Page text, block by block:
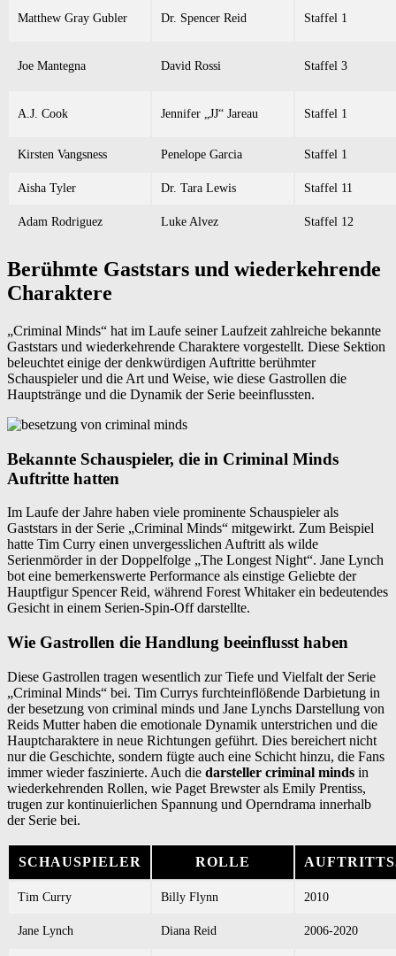
Matthew Gray Gubler Dr. Spencer Reid Staffel 1
Joe Mantegna David Rossi Staffel 3
A.J. Cook Jennifer „JJ“ Jareau Staffel 1
Kirsten Vangsness Penelope Garcia Staffel 1
Aisha Tyler Dr. Tara Lewis Staffel 11
Adam Rodriguez Luke Alvez Staffel 12
Berühmte Gaststars und wiederkehrende
Charaktere
„Criminal Minds“ hat im Laufe seiner Laufzeit zahlreiche bekannte
Gaststars und wiederkehrende Charaktere vorgestellt. Diese Sektion
beleuchtet einige der denkwürdigen Auftritte berühmter
Schauspieler und die Art und Weise, wie diese Gastrollen die
Hauptstränge und die Dynamik der Serie beeinflussten.
Bekannte Schauspieler, die in Criminal Minds
Auftritte hatten
Im Laufe der Jahre haben viele prominente Schauspieler als
Gaststars in der Serie „Criminal Minds“ mitgewirkt. Zum Beispiel
hatte Tim Curry einen unvergesslichen Auftritt als wilde
Serienmörder in der Doppelfolge „The Longest Night“. Jane Lynch
bot eine bemerkenswerte Performance als einstige Geliebte der
Hauptfigur Spencer Reid, während Forest Whitaker ein bedeutendes
Gesicht in einem Serien-Spin-Off darstellte.
Wie Gastrollen die Handlung beeinflusst haben
Diese Gastrollen tragen wesentlich zur Tiefe und Vielfalt der Serie
„Criminal Minds“ bei. Tim Currys furchteinflößende Darbietung in
der besetzung von criminal minds und Jane Lynchs Darstellung von
Reids Mutter haben die emotionale Dynamik unterstrichen und die
Hauptcharaktere in neue Richtungen geführt. Dies bereichert nicht
nur die Geschichte, sondern fügte auch eine Schicht hinzu, die Fans
immer wieder faszinierte. Auch die darsteller criminal minds in
wiederkehrenden Rollen, wie Paget Brewster als Emily Prentiss,
trugen zur kontinuierlichen Spannung und Operndrama innerhalb
der Serie bei.
SCHAUSPIELER ROLLE
Tim Curry Billy Flynn 2010
Jane Lynch Diana Reid 2006-2020